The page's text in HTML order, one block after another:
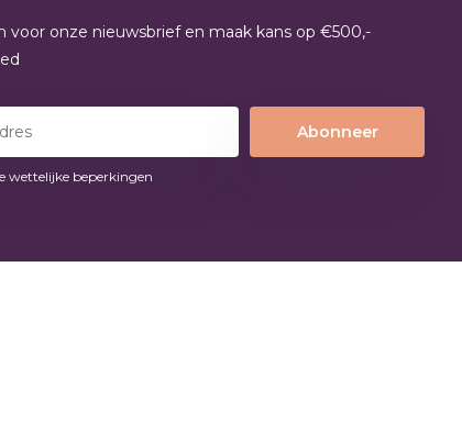
voor onze nieuwsbrief en maak kans op €500,-
Abonneer
wettelijke beperkingen